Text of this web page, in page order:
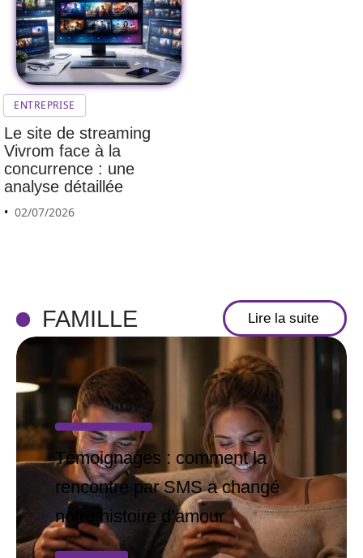
ENTREPRISE
Le site de streaming
Vivrom face à la
concurrence : une
analyse détaillée
02/07/2026
FAMILLE Lire la suite
Témoignages : comment la
rencontre par SMS a changé
notre histoire d’amour